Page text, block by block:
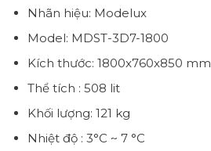
Nhãn hiệu: Modelux
Model: MDST-3D7-1800
Kích thước: 1800x760x850 mm
Thể tích : 508 lit
Khối lượng: 121 kg
Nhiệt độ : 3°C ~ 7 °C